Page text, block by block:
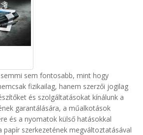
sem fontosabb, mint hogy
fizikailag, hanem szerzői jogilag
és szolgáltatásokat kínálunk a
garantálására, a műalkotások
és a nyomatok külső hatásokkal
papír szerkezetének megváltoztatásával